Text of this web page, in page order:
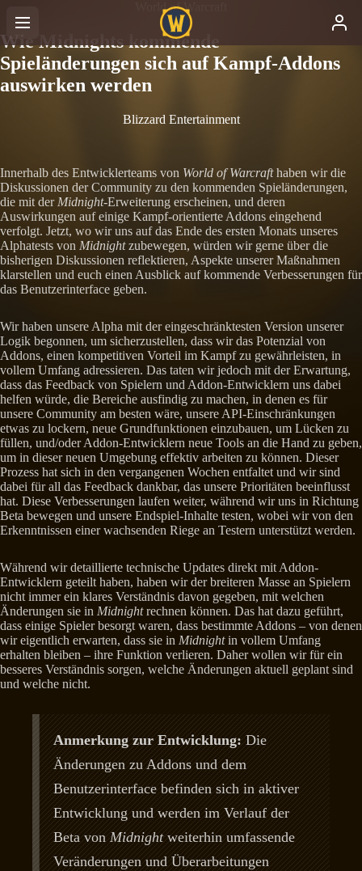
World of Warcraft
Wie Midnights kommende
Spieländerungen sich auf Kampf-Addons
auswirken werden
Blizzard Entertainment
Innerhalb des Entwicklerteams von World of Warcrafthaben wir die
Diskussionen der Community zu den kommenden Spieländerungen,
die mit der Midnight-Erweiterung erscheinen, und deren
Auswirkungen auf einige Kampf-orientierte Addons eingehend
verfolgt. Jetzt, wo wir uns auf das Ende des ersten Monats unseres
Alphatests von Midnightzubewegen, würden wir gerne über die
bisherigen Diskussionen reflektieren, Aspekte unserer Maßnahmen
klarstellen und euch einen Ausblick auf kommende Verbesserungen für
das Benutzerinterface geben.
Wir haben unsere Alpha mit der eingeschränktesten Version unserer
Logik begonnen, um sicherzustellen, dass wir das Potenzial von
Addons, einen kompetitiven Vorteil im Kampf zu gewährleisten, in
vollem Umfang adressieren. Das taten wir jedoch mit der Erwartung,
dass das Feedback von Spielern und Addon-Entwicklern uns dabei
helfen würde, die Bereiche ausfindig zu machen, in denen es für
unsere Community am besten wäre, unsere API-Einschränkungen
etwas zu lockern, neue Grundfunktionen einzubauen, um Lücken zu
füllen, und/oder Addon-Entwicklern neue Tools an die Hand zu geben,
um in dieser neuen Umgebung effektiv arbeiten zu können. Dieser
Prozess hat sich in den vergangenen Wochen entfaltet und wir sind
dabei für all das Feedback dankbar, das unsere Prioritäten beeinflusst
hat. Diese Verbesserungen laufen weiter, während wir uns in Richtung
Beta bewegen und unsere Endspiel-Inhalte testen, wobei wir von den
Erkenntnissen einer wachsenden Riege an Testern unterstützt werden.
Während wir detaillierte technische Updates direkt mit Addon-
Entwicklern geteilt haben, haben wir der breiteren Masse an Spielern
nicht immer ein klares Verständnis davon gegeben, mit welchen
Änderungen sie in Midnightrechnen können. Das hat dazu geführt,
dass einige Spieler besorgt waren, dass bestimmte Addons – von denen
wir eigentlich erwarten, dass sie in Midnightin vollem Umfang
erhalten bleiben – ihre Funktion verlieren. Daher wollen wir für ein
besseres Verständnis sorgen, welche Änderungen aktuell geplant sind
und welche nicht.
Anmerkung zur Entwicklung: Die
Änderungen zu Addons und dem
Benutzerinterface befinden sich in aktiver
Entwicklung und werden im Verlauf der
Beta vonMidnightweiterhin umfassende
Veränderungen und Überarbeitungen